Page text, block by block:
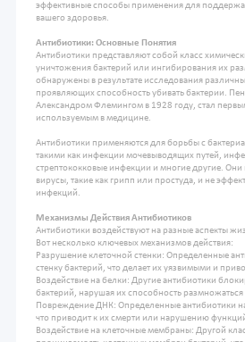
эффективные способы применения для
вашего здоровья.
Антибиотики: Основные Понятия
Антибиотики представляют собой класс
уничтожения бактерий или ингибирования их
обнаружены в результате исследования
проявляющих способность убивать бактерии.
Александром Флемингом в 1928 году, стал
используемым в медицине.
Антибиотики применяются для борьбы с
такими как инфекции мочевыводящих путей,
стрептококковые инфекции и многие другие. Они
вирусы, такие как грипп или простуда, и не
инфекций.
Механизмы Действия Антибиотиков
Антибиотики воздействуют на разные аспекты
Вот несколько ключевых механизмов действия:
Разрушение клеточной стенки: Определенные
стенку бактерий, что делает их уязвимыми и
Воздействие на белки: Другие антибиотики
бактерий, нарушая их способность
Повреждение ДНК: Определенные антибиотики
что приводит к их смерти или нарушению
Воздействие на клеточные мембраны: Другой